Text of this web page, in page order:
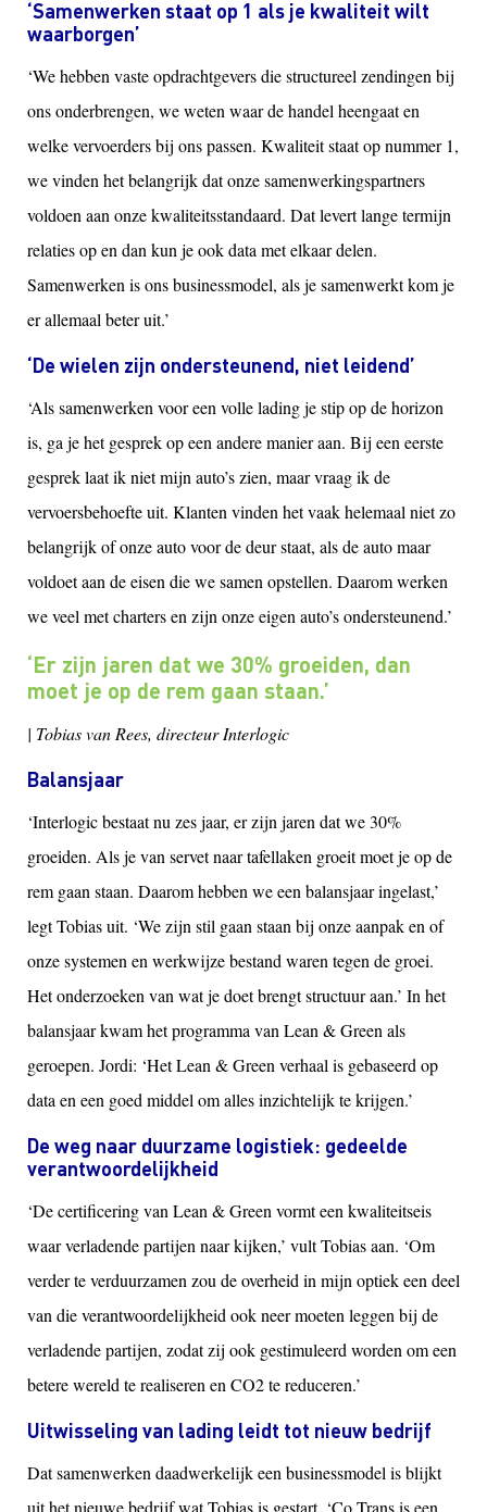
‘Samenwerken staat op 1 als je kwaliteit wilt
waarborgen’
‘We hebben vaste opdrachtgevers die structureel zendingen bij
ons onderbrengen, we weten waar de handel heengaat en
welke vervoerders bij ons passen. Kwaliteit staat op nummer 1,
we vinden het belangrijk dat onze samenwerkingspartners
voldoen aan onze kwaliteitsstandaard. Dat levert lange termijn
relaties op en dan kun je ook data met elkaar delen.
Samenwerken is ons businessmodel, als je samenwerkt kom je
er allemaal beter uit.’
‘De wielen zijn ondersteunend, niet leidend’
‘Als samenwerken voor een volle lading je stip op de horizon
is, ga je het gesprek op een andere manier aan. Bij een eerste
gesprek laat ik niet mijn auto’s zien, maar vraag ik de
vervoersbehoefte uit. Klanten vinden het vaak helemaal niet zo
belangrijk of onze auto voor de deur staat, als de auto maar
voldoet aan de eisen die we samen opstellen. Daarom werken
we veel met charters en zijn onze eigen auto’s ondersteunend.’
‘Er zijn jaren dat we 30% groeiden, dan
moet je op de rem gaan staan.’
| Tobias van Rees, directeur Interlogic
Balansjaar
‘Interlogic bestaat nu zes jaar, er zijn jaren dat we 30%
groeiden. Als je van servet naar tafellaken groeit moet je op de
rem gaan staan. Daarom hebben we een balansjaar ingelast,’
legt Tobias uit. ‘We zijn stil gaan staan bij onze aanpak en of
onze systemen en werkwijze bestand waren tegen de groei.
Het onderzoeken van wat je doet brengt structuur aan.’ In het
balansjaar kwam het programma van Lean & Green als
geroepen. Jordi: ‘Het Lean & Green verhaal is gebaseerd op
data en een goed middel om alles inzichtelijk te krijgen.’
De weg naar duurzame logistiek: gedeelde
verantwoordelijkheid
‘De certificering van Lean & Green vormt een kwaliteitseis
waar verladende partijen naar kijken,’ vult Tobias aan. ‘Om
verder te verduurzamen zou de overheid in mijn optiek een deel
van die verantwoordelijkheid ook neer moeten leggen bij de
verladende partijen, zodat zij ook gestimuleerd worden om een
betere wereld te realiseren en CO2 te reduceren.’
Uitwisseling van lading leidt tot nieuw bedrijf
Dat samenwerken daadwerkelijk een businessmodel is blijkt
uit het nieuwe bedrijf wat Tobias is gestart. ‘Co Trans is een